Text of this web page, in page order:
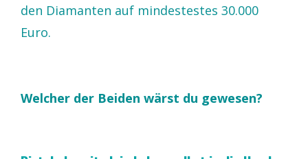
den Diamanten auf mindestestes 30.000
Euro.
Welcher der Beiden wärst du gewesen?